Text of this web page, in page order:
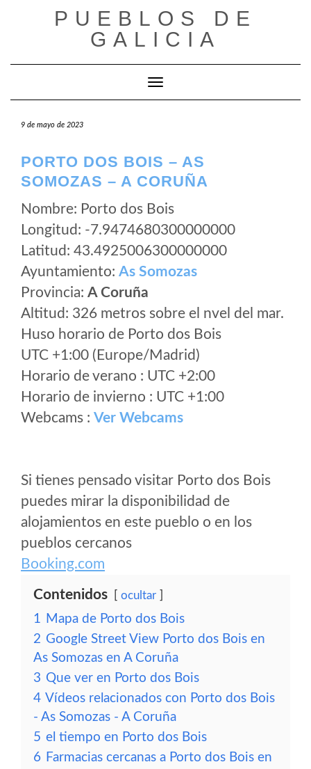
PUEBLOS DE
GALICIA
Cambiar modo de navegación
9 de mayo de 2023
PORTO DOS BOIS – AS
SOMOZAS – A CORUÑA
Nombre: Porto dos Bois
Longitud: -7.9474680300000000
Latitud: 43.4925006300000000
Ayuntamiento: As Somozas
Provincia: A Coruña
Altitud: 326 metros sobre el nvel del mar.
Huso horario de Porto dos Bois
UTC +1:00 (Europe/Madrid)
Horario de verano : UTC +2:00
Horario de invierno : UTC +1:00
Webcams : Ver Webcams
Si tienes pensado visitar Porto dos Bois
puedes mirar la disponibilidad de
alojamientos en este pueblo o en los
pueblos cercanos
Booking.com
Contenidos ocultar
1 Mapa de Porto dos Bois
2 Google Street View Porto dos Bois en
As Somozas en A Coruña
3 Que ver en Porto dos Bois
4 Vídeos relacionados con Porto dos Bois
- As Somozas - A Coruña
5 el tiempo en Porto dos Bois
6 Farmacias cercanas a Porto dos Bois en